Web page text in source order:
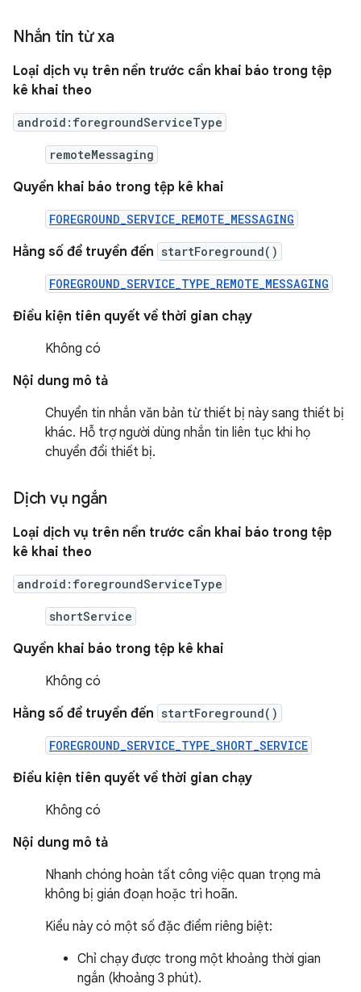
Nhắn tin từ xa
Loại dịch vụ trên nền trước cần khai báo trong tệp
kê khai theo
android:foregroundServiceType
remoteMessaging
Quyền khai báo trong tệp kê khai
FOREGROUND_SERVICE_REMOTE_MESSAGING
Hằng số để truyền đến startForeground()
FOREGROUND_SERVICE_TYPE_REMOTE_MESSAGING
Điều kiện tiên quyết về thời gian chạy
Không có
Nội dung mô tả
Chuyển tin nhắn văn bản từ thiết bị này sang thiết bị
khác. Hỗ trợ người dùng nhắn tin liên tục khi họ
chuyển đổi thiết bị.
Dịch vụ ngắn
Loại dịch vụ trên nền trước cần khai báo trong tệp
kê khai theo
android:foregroundServiceType
shortService
Quyền khai báo trong tệp kê khai
Không có
Hằng số để truyền đến startForeground()
FOREGROUND_SERVICE_TYPE_SHORT_SERVICE
Điều kiện tiên quyết về thời gian chạy
Không có
Nội dung mô tả
Nhanh chóng hoàn tất công việc quan trọng mà
không bị gián đoạn hoặc trì hoãn.
Kiểu này có một số đặc điểm riêng biệt:
Chỉ chạy được trong một khoảng thời gian
ngắn (khoảng 3 phút).